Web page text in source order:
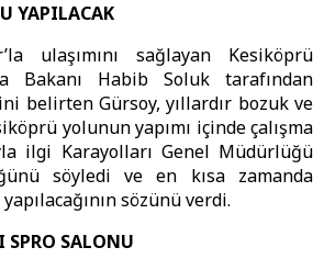
YAPILACAK
ulaşımını sağlayan Kesiköprü
Bakanı Habib Soluk tarafından
belirten Gürsoy, yıllardır bozuk ve
yolunun yapımı içinde çalışma
ilgi Karayolları Genel Müdürlüğü
söyledi ve en kısa zamanda
sözünü verdi.
SPRO SALONU